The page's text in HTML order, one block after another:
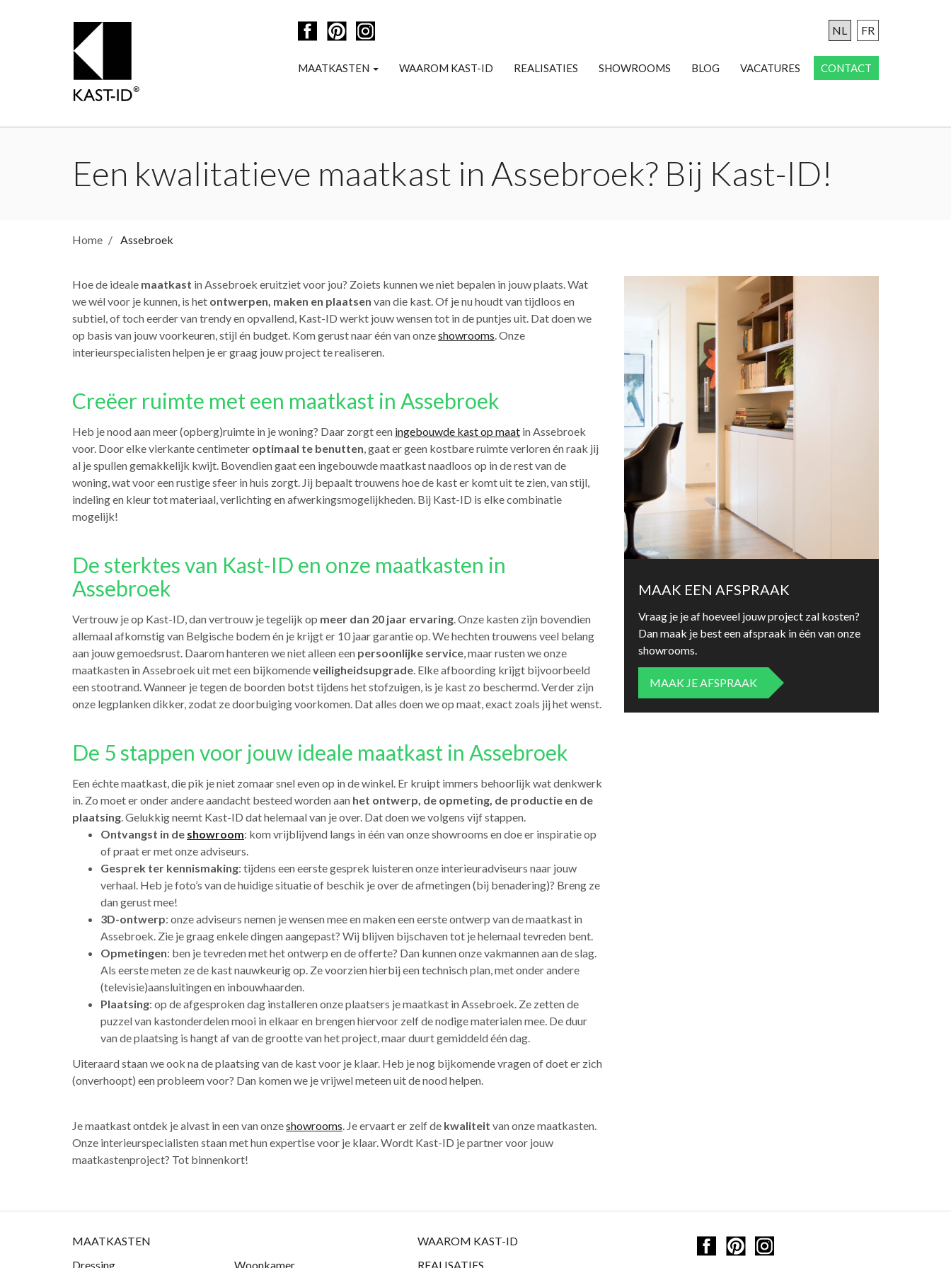
MAATKASTEN WAAROM KAST-ID REALISATIES SHOWROOMS BLOG VACATURES CONTACT
NL FR
Een kwalitatieve maatkast in Assebroek? Bij Kast-ID!
Home Assebroek
Hoe de ideale maatkast in Assebroek eruitziet voor jou? Zoiets kunnen we niet bepalen in jouw plaats. Wat
we wél voor je kunnen, is het ontwerpen, maken en plaatsen van die kast. Of je nu houdt van tijdloos en
subtiel, of toch eerder van trendy en opvallend, Kast-ID werkt jouw wensen tot in de puntjes uit. Dat doen we
op basis van jouw voorkeuren, stijl én budget. Kom gerust naar één van onzeshowrooms. Onze
interieurspecialisten helpen je er graag jouw project te realiseren.
Creëer ruimte met een maatkast in Assebroek
Heb je nood aan meer (opberg)ruimte in je woning? Daar zorgt een ingebouwde kast op maat in Assebroek
voor. Door elke vierkante centimeter optimaal te benutten, gaat er geen kostbare ruimte verloren én raak jij
al je spullen gemakkelijk kwijt. Bovendien gaat een ingebouwde maatkast naadloos op in de rest van de
woning, wat voor een rustige sfeer in huis zorgt. Jij bepaalt trouwens hoe de kast er komt uit te zien, van stijl,
indeling en kleur tot materiaal, verlichting en afwerkingsmogelijkheden. Bij Kast-ID is elke combinatie
mogelijk!
De sterktes van Kast-ID en onze maatkasten in
Assebroek
Vertrouw je op Kast-ID, dan vertrouw je tegelijk op meer dan 20 jaar ervaring. Onze kasten zijn bovendien
allemaal afkomstig van Belgische bodem én je krijgt er 10 jaar garantie op. We hechten trouwens veel belang
aan jouw gemoedsrust. Daarom hanteren we niet alleen een persoonlijke service, maar rusten we onze
maatkasten in Assebroek uit met een bijkomendeveiligheidsupgrade. Elke afboording krijgt bijvoorbeeld
een stootrand. Wanneer je tegen de boorden botst tijdens het stofzuigen, is je kast zo beschermd. Verder zijn
onze legplanken dikker, zodat ze doorbuiging voorkomen. Dat alles doen we op maat, exact zoals jij het wenst.
De 5 stappen voor jouw ideale maatkast in Assebroek
Een échte maatkast, die pik je niet zomaar snel even op in de winkel. Er kruipt immers behoorlijk wat denkwerk
in. Zo moet er onder andere aandacht besteed worden aan het ontwerp, de opmeting, de productie en de
plaatsing. Gelukkig neemt Kast-ID dat helemaal van je over. Dat doen we volgens vijf stappen.
Ontvangst in de showroom: kom vrijblijvend langs in één van onze showrooms en doe er inspiratie op
of praat er met onze adviseurs.
Gesprek ter kennismaking: tijdens een eerste gesprek luisteren onze interieuradviseurs naar jouw
verhaal. Heb je foto’s van de huidige situatie of beschik je over de afmetingen (bij benadering)? Breng ze
dan gerust mee!
3D-ontwerp: onze adviseurs nemen je wensen mee en maken een eerste ontwerp van de maatkast in
Assebroek. Zie je graag enkele dingen aangepast? Wij blijven bijschaven tot je helemaal tevreden bent.
Opmetingen: ben je tevreden met het ontwerp en de offerte? Dan kunnen onze vakmannen aan de slag.
Als eerste meten ze de kast nauwkeurig op. Ze voorzien hierbij een technisch plan, met onder andere
(televisie)aansluitingen en inbouwhaarden.
Plaatsing: op de afgesproken dag installeren onze plaatsers je maatkast in Assebroek. Ze zetten de
puzzel van kastonderdelen mooi in elkaar en brengen hiervoor zelf de nodige materialen mee. De duur
van de plaatsing is hangt af van de grootte van het project, maar duurt gemiddeld één dag.
Uiteraard staan we ook na de plaatsing van de kast voor je klaar. Heb je nog bijkomende vragen of doet er zich
(onverhoopt) een probleem voor? Dan komen we je vrijwel meteen uit de nood helpen.
Je maatkast ontdek je alvast in een van onzeshowrooms. Je ervaart er zelf de kwaliteit van onze maatkasten.
Onze interieurspecialisten staan met hun expertise voor je klaar. Wordt Kast-ID je partner voor jouw
maatkastenproject? Tot binnenkort!
MAAK EEN AFSPRAAK
Vraag je je af hoeveel jouw project zal kosten?
Dan maak je best een afspraak in één van onze
showrooms.
MAAK JE AFSPRAAK
MAATKASTEN
Dressing
Woonkamer
WAAROM KAST-ID
REALISATIES